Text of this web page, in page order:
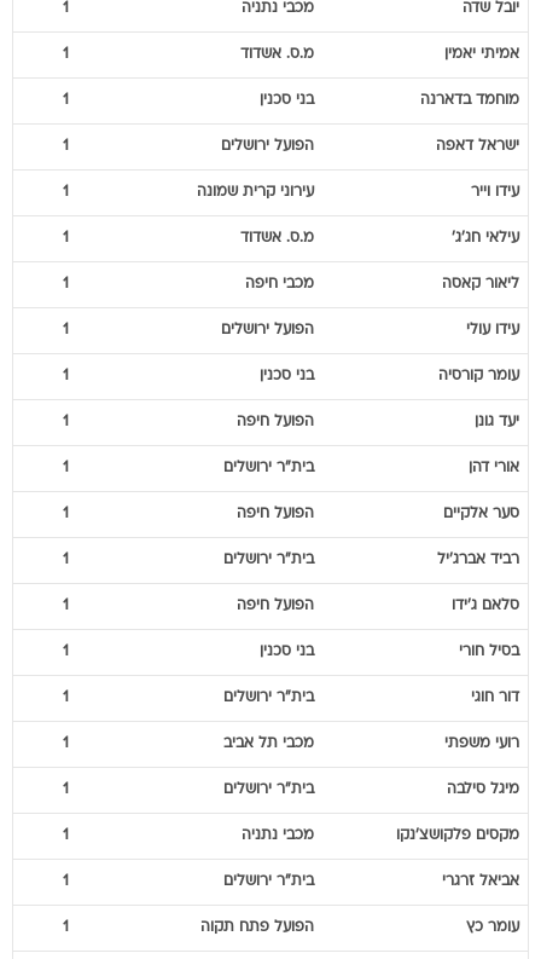
יובל שדה מכבי נתניה 1
אמיתי יאמין מ.ס. אשדוד 1
מוחמד בדארנה בני סכנין 1
ישראל דאפה הפועל ירושלים 1
עידו וייר עירוני קרית שמונה 1
עילאי חג'ג' מ.ס. אשדוד 1
ליאור קאסה מכבי חיפה 1
עידו עולי הפועל ירושלים 1
עומר קורסיה בני סכנין 1
יעד גונן הפועל חיפה 1
אורי דהן בית"ר ירושלים 1
סער אלקיים הפועל חיפה 1
רביד אברג'יל בית"ר ירושלים 1
סלאם ג'ידו הפועל חיפה 1
בסיל חורי בני סכנין 1
דור חוגי בית"ר ירושלים 1
רועי משפתי מכבי תל אביב 1
מיגל סילבה בית"ר ירושלים 1
מקסים פלקושצ'נקו מכבי נתניה 1
אביאל זרגרי בית"ר ירושלים 1
עומר כץ הפועל פתח תקוה 1